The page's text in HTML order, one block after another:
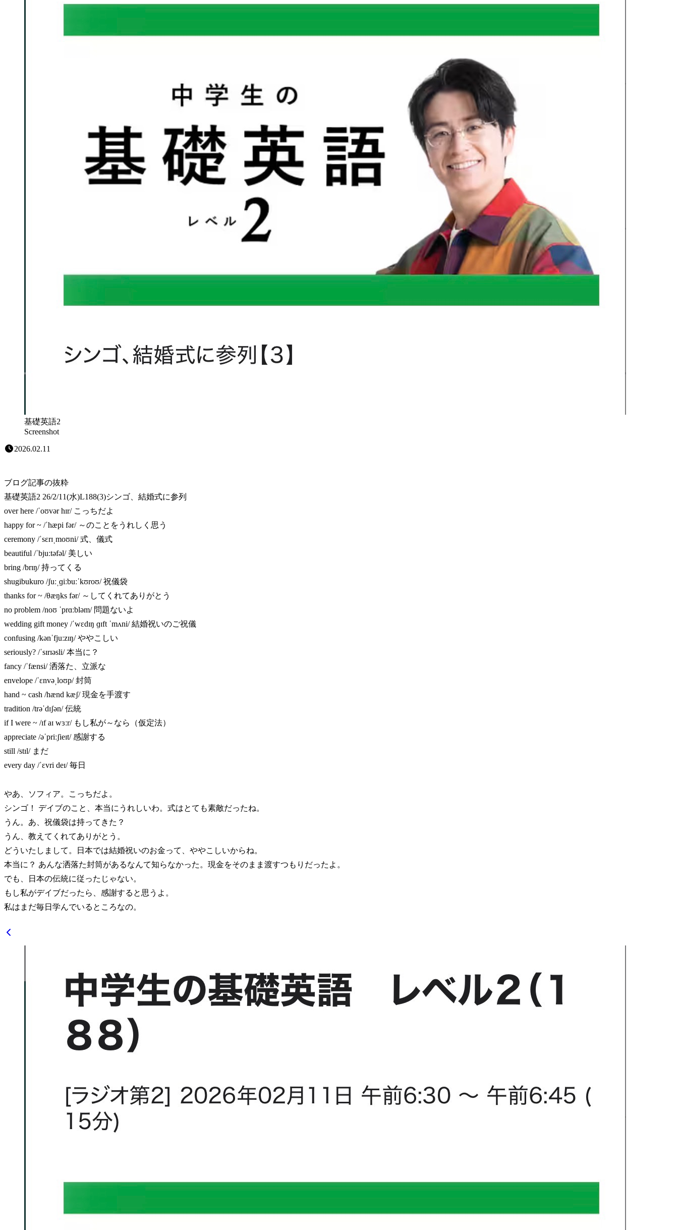
基礎英語2
Screenshot
2026.02.11
ブログ記事の抜粋
基礎英語2 26/2/11(水)L188(3)シンゴ、結婚式に参列
over here /ˈoʊvər hɪr/ こっちだよ
happy for ~ /ˈhæpi fər/ ～のことをうれしく思う
ceremony /ˈsɛrɪˌmoʊni/ 式、儀式
beautiful /ˈbjuːtəfəl/ 美しい
bring /brɪŋ/ 持ってくる
shugibukuro /ʃuːˌɡiːbuːˈkʊroʊ/ 祝儀袋
thanks for ~ /θæŋks fər/ ～してくれてありがとう
no problem /noʊ ˈprɑːbləm/ 問題ないよ
wedding gift money /ˈwɛdɪŋ ɡɪft ˈmʌni/ 結婚祝いのご祝儀
confusing /kənˈfjuːzɪŋ/ ややこしい
seriously? /ˈsɪrɪəsli/ 本当に？
fancy /ˈfænsi/ 洒落た、立派な
envelope /ˈɛnvəˌloʊp/ 封筒
hand ~ cash /hænd kæʃ/ 現金を手渡す
tradition /trəˈdɪʃən/ 伝統
if I were ~ /ɪf aɪ wɜːr/ もし私が～なら（仮定法）
appreciate /əˈpriːʃieɪt/ 感謝する
still /stɪl/ まだ
every day /ˈɛvri deɪ/ 毎日
やあ、ソフィア。こっちだよ。
シンゴ！ デイブのこと、本当にうれしいわ。式はとても素敵だったね。
うん。あ、祝儀袋は持ってきた？
うん、教えてくれてありがとう。
どういたしまして。日本では結婚祝いのお金って、ややこしいからね。
本当に？ あんな洒落た封筒があるなんて知らなかった。現金をそのまま渡すつもりだったよ。
でも、日本の伝統に従ったじゃない。
もし私がデイブだったら、感謝すると思うよ。
私はまだ毎日学んでいるところなの。